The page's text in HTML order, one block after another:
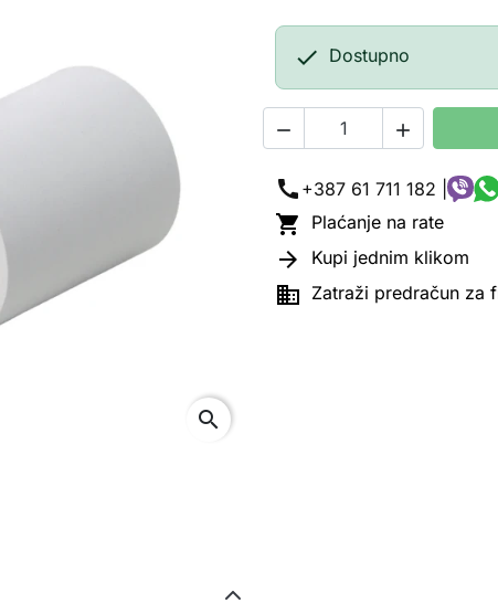
search
 Dostupno
 
call +387 61 711 182 |
 Plaćanje na rate
 Kupi jednim klikom
 Zatraži predračun za